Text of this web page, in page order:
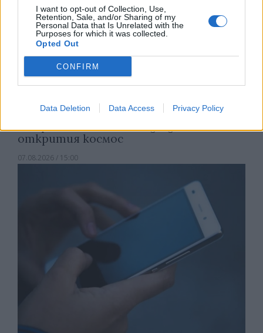
I want to opt-out of Collection, Use,
Retention, Sale, and/or Sharing of my
Personal Data that Is Unrelated with the
Purposes for which it was collected.
Opted Out
CONFIRM
Data Deletion Data Access Privacy Policy
открития космос
07.08.2026 / 15:00